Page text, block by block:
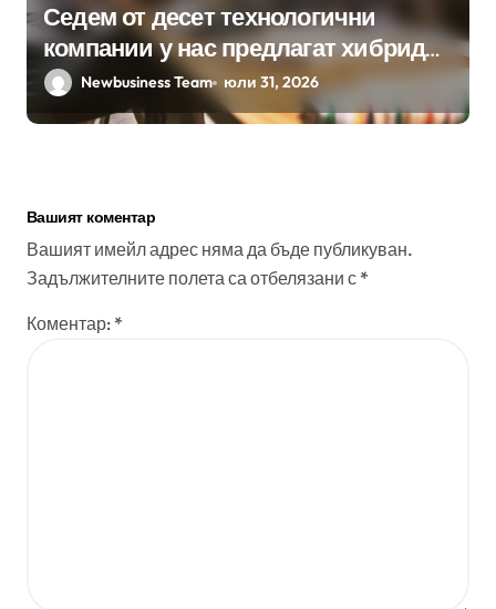
Седем от десет технологични
компании у нас предлагат хибридна
работаNewbusiness Team юли 31, 2026
Вашият коментар
Вашият имейл адрес няма да бъде публикуван.
Задължителните полета са отбелязани с *
Коментар: *